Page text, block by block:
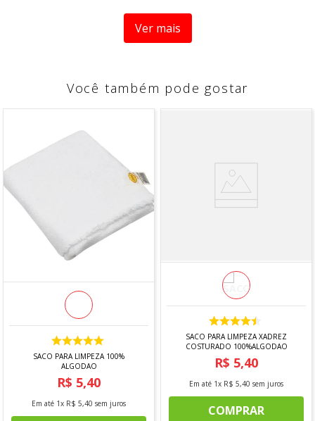
20 cm (Altura com tampa)
17 cm (Altura sem tampa)
Ver mais
Você também pode gostar
SACO PARA LIMPEZA 100%
ALGODAO
R$ 5,40
Em até 1x R$ 5,40 sem juros
SACO PARA LIMPEZA XADREZ
COSTURADO 100%ALGODAO
R$ 5,40
Em até 1x R$ 5,40 sem juros
COMPRAR